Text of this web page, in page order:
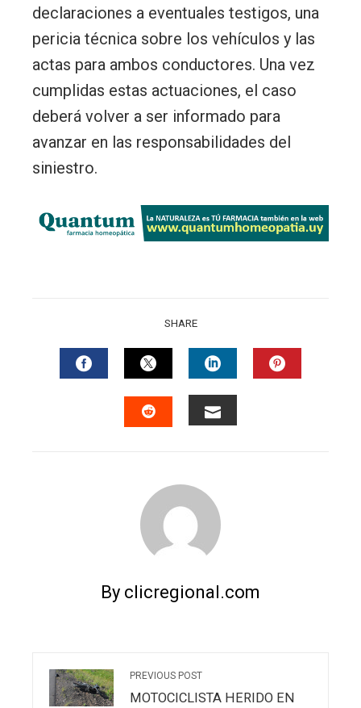
declaraciones a eventuales testigos, una
pericia técnica sobre los vehículos y las
actas para ambos conductores. Una vez
cumplidas estas actuaciones, el caso
deberá volver a ser informado para
avanzar en las responsabilidades del
siniestro.
SHARE
FACEBOOKTWITTERLINKEDIN
By clicregional.com
PREVIOUS POST
MOTOCICLISTA HERIDO EN